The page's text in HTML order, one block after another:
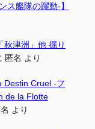
ス艦隊の躍動-】
秋津洲」他 掘り
匿名 より
Destin Cruel -フ
de la Flotte
より